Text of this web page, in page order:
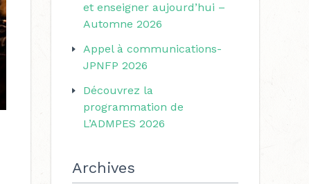
et enseigner aujourd’hui –
Automne 2026
Appel à communications-
JPNFP 2026
Découvrez la
programmation de
L’ADMPES 2026
Archives